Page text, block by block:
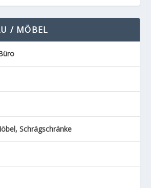
/ MÖBEL
Schrägschränke